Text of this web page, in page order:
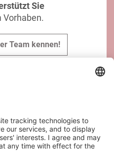
Sie
Vorhaben.
Team kennen!
GmbH